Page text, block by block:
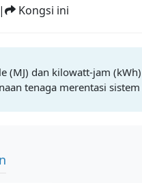
| Kongsi ini
(MJ) dan kilowatt-jam
tenaga merentasi